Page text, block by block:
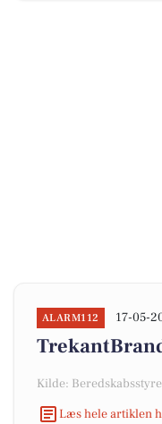
ALARM112 17-05-
Kilde:
Læs hele artiklen